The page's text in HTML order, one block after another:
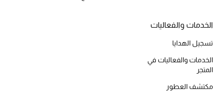
أبرز المصممين
أبرز الحقائب
الخدمات والفعاليات
تسجيل الهدايا
الخدمات والفعاليات في
المتجر
مكتشف العطور